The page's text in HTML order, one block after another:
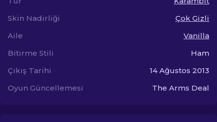
TR
Skin Nadirliği
Çok Gizli
Aile
Vanilla
Bitirme Stili
Ham
Çıkış Tarihi
14 Ağustos 2013
Oyun Güncellemesi
The Arms Deal